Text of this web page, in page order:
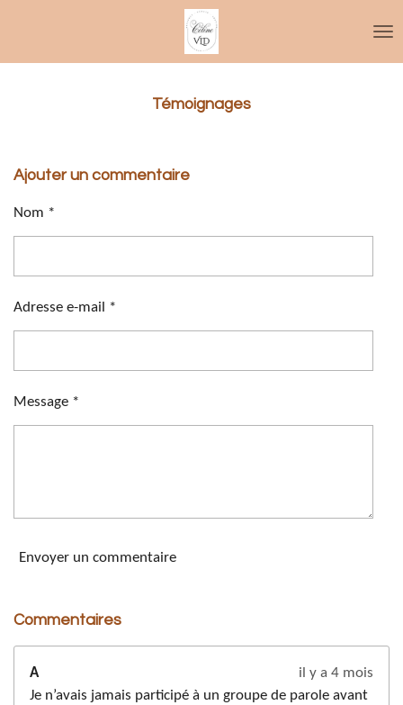
contenu
Témoignages
Ajouter un commentaire
Nom *
Adresse e-mail *
Message *
Envoyer un commentaire
Commentaires
A
il y a 4 mois
Je n’avais jamais participé à un groupe de parole avant